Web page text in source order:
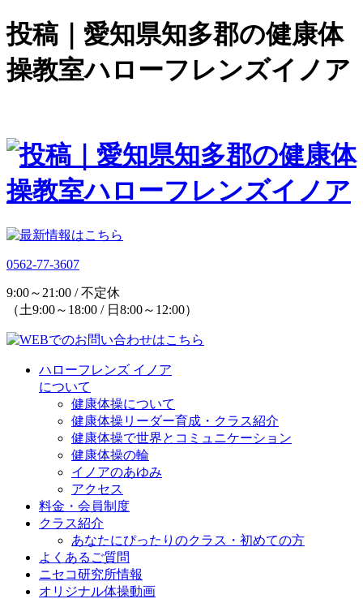
投稿｜愛知県知多郡の健康体
操教室ハローフレンズイノア
0562-77-3607
9:00～21:00 / 不定休
（土9:00～18:00 / 日8:00～12:00）
ハローフレンズ イノア
について
健康体操について
健康体操リーダー育成・クラス紹介
健康体操で世界とコミュニケーション
健康体操の輪
イノアのあゆみ
アクセス
料金・会員制度
クラス紹介
あなたにぴったりのクラス・初めての方
よくあるご質問
ニセコ研究所情報
オリジナル体操動画